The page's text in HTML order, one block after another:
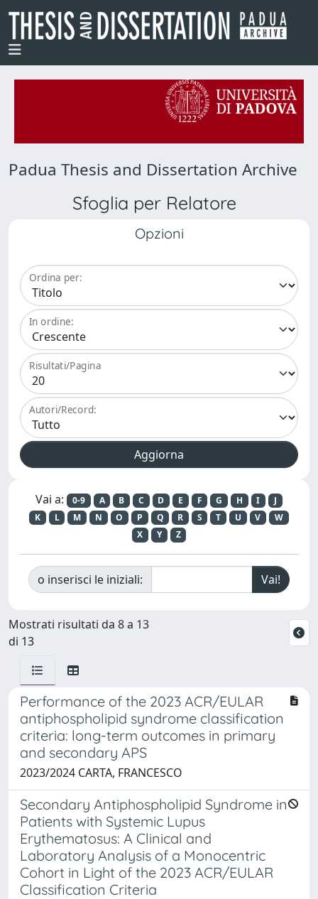
Padua Thesis and Dissertation Archive
Sfoglia per Relatore
Opzioni
Ordina per:
In ordine:
Risultati/Pagina
Autori/Record:
Vai a: 0-9 A B C D E F G H I
J
K
L M N O P Q R S T U V
W
X
Y Z
o inserisci le iniziali:
Mostrati risultati da 8 a 13
di 13
Performance of the 2023 ACR/EULAR
antiphospholipid syndrome classification
criteria: long-term outcomes in primary
and secondary APS
2023/2024 CARTA, FRANCESCO
Secondary Antiphospholipid Syndrome in
Patients with Systemic Lupus
Erythematosus: A Clinical and
Laboratory Analysis of a Monocentric
Cohort in Light of the 2023 ACR/EULAR
Classification Criteria